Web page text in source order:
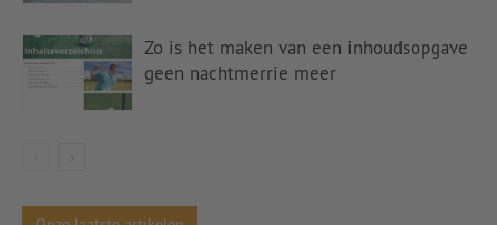
Zo is het maken van een inhoudsopgave
geen nachtmerrie meer